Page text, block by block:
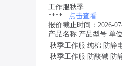
工作服秋季
****
点击查看
报价截止时间：2026-
产品名称 产品型号 单位
秋季工作服 纯棉 防静
秋季工作服 防酸碱 防